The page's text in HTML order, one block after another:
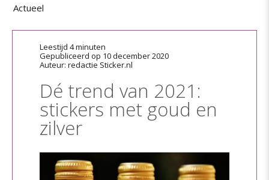
Actueel
Leestijd 4 minuten
Gepubliceerd op 10 december 2020
Auteur: redactie Sticker.nl
Dé trend van 2021:
stickers met goud en
zilver